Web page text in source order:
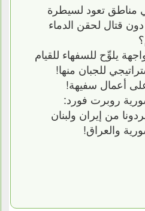
مناطق تعود لسيطرة
قتال لحقن الدماء
يلوِّح للسفهاء للقيام
للجبان منها!
على أعمال سفيهة!
روبرت فورد:
من إيران ولبنان
والعراق!